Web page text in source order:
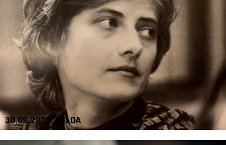
30.09.2025, FULDA